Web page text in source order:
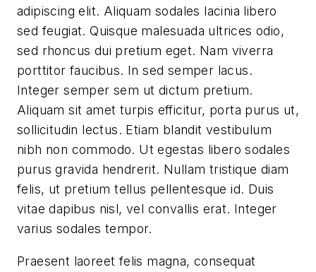
adipiscing elit. Aliquam sodales lacinia libero
sed feugiat. Quisque malesuada ultrices odio,
sed rhoncus dui pretium eget. Nam viverra
porttitor faucibus. In sed semper lacus.
Integer semper sem ut dictum pretium.
Aliquam sit amet turpis efficitur, porta purus ut,
sollicitudin lectus. Etiam blandit vestibulum
nibh non commodo. Ut egestas libero sodales
purus gravida hendrerit. Nullam tristique diam
felis, ut pretium tellus pellentesque id. Duis
vitae dapibus nisl, vel convallis erat. Integer
varius sodales tempor.
Praesent laoreet felis magna, consequat